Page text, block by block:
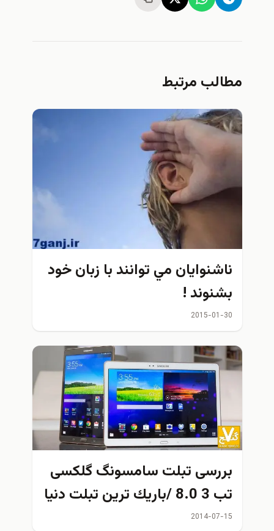
مطالب مرتبط
ناشنوایان مي توانند با زبان خود
بشنوند !
2015-01-30
بررسی تبلت سامسونگ گلکسی
تب 3 8.0 /باريك ترين تبلت دنيا
+ قيمت
2014-07-15